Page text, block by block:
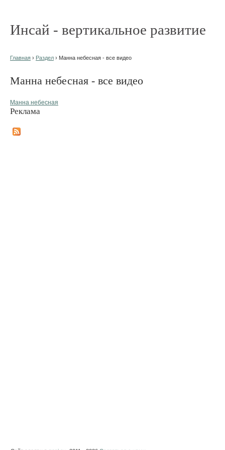
Инсай - вертикальное развитие
Главная › Раздел › Манна небесная - все видео
Манна небесная - все видео
Манна небесная
Реклама